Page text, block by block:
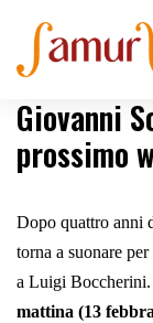
Giovanni
prossimo
Dopo quattro anni
torna a suonare
a Luigi Boccherini.
mattina (13